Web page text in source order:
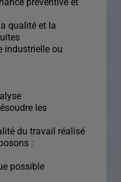
qualité et la
industrielle ou
les
du travail réalisé
:
possible